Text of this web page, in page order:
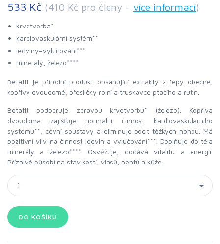
533 Kč (410 Kč pro členy - více informací)
krvetvorba*
kardiovaskulární systém**
ledviny–vylučování***
minerály, železo****
Betafit je přírodní produkt obsahující extrakty z řepy obecné,
kopřivy dvoudomé, přesličky rolní a truskavce ptačího a rutin.
Betafit podporuje zdravou krvetvorbu* (železo). Kopřiva
dvoudomá zajišťuje normální činnost kardiovaskulárního
systému**, cévní soustavy a eliminuje pocit těžkých nohou. Má
pozitivní vliv na činnost ledvin a vylučování***. Doplňuje do těla
minerály a železo****. Osvěžuje, dodává vitalitu a energii.
Příznivě působí na stav kostí, vlasů, nehtů a kůže.